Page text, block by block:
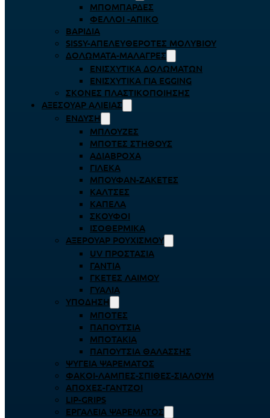
ΜΠΟΜΠΆΡΔΕΣ
ΦΕΛΛΟΊ -ΑΠΊΚΟ
ΒΑΡΊΔΙΑ
SISSY-ΑΠΕΛΕΥΘΕΡΟΤΈΣ ΜΟΛΥΒΙΟΎ
ΔΟΛΏΜΑΤΑ-ΜΑΛΆΓΡΕΣ
ΕΝΙΣΧΥΤΙΚΆ ΔΟΛΩΜΆΤΩΝ
ΕΝΙΣΧΥΤΙΚΆ ΓΙΑ EGGING
ΣΚΌΝΕΣ ΠΛΑΣΤΙΚΟΠΟΊΗΣΗΣ
ΑΞΕΣΟΥΆΡ ΑΛΙΕΊΑΣ
ΈΝΔΥΣΗ
ΜΠΛΟΎΖΕΣ
ΜΠΌΤΕΣ ΣΤΉΘΟΥΣ
ΑΔΙΆΒΡΟΧΑ
ΓΙΛΈΚΑ
ΜΠΟΥΦΆΝ-ΖΑΚΈΤΕΣ
ΚΆΛΤΣΕΣ
ΚΑΠΈΛΑ
ΣΚΟΎΦΟΙ
ΙΣΟΘΕΡΜΙΚΆ
ΑΞΕΡΟΥΆΡ ΡΟΥΧΙΣΜΟΎ
UV ΠΡΟΣΤΑΣΊΑ
ΓΆΝΤΙΑ
ΓΚΈΤΕΣ ΛΑΊΜΟΥ
ΓΥΑΛΙΆ
ΥΠΌΔΗΣΗ
ΜΠΌΤΕΣ
ΠΑΠΟΎΤΣΙΑ
ΜΠΟΤΆΚΙΑ
ΠΑΠΟΎΤΣΙΑ ΘΑΛΆΣΣΗΣ
ΨΥΓΕΊΑ ΨΑΡΈΜΑΤΟΣ
ΦΑΚΟΊ-ΛΆΜΠΕΣ-ΣΠΊΘΕΣ-ΣΊΑΛΟΥΜ
ΑΠΌΧΕΣ-ΓΆΝΤΖΟΙ
LIP-GRIPS
EΡΓΑΛΕΊΑ ΨΑΡΈΜΑΤΟΣ